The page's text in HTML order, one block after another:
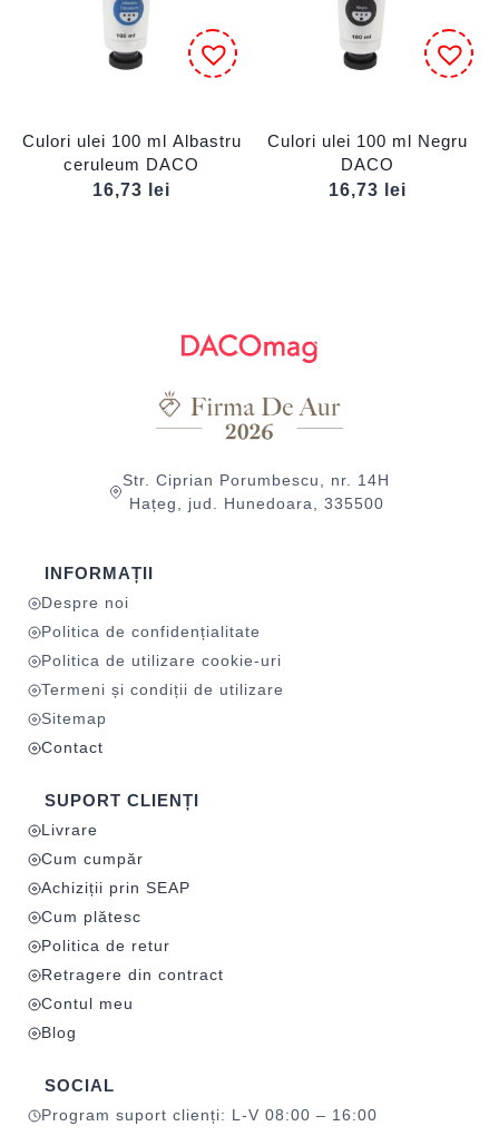
Culori ulei 100 ml Albastru
ceruleum DACO
16,73
lei
Culori ulei 100 ml Negru
DACO
16,73
lei
Str. Ciprian Porumbescu, nr. 14H
Hațeg, jud. Hunedoara, 335500
INFORMAȚII
Despre noi
Politica de confidențialitate
Politica de utilizare cookie-uri
Termeni și condiții de utilizare
Sitemap
Contact
SUPORT CLIENȚI
Livrare
Cum cumpăr
Achiziții prin SEAP
Cum plătesc
Politica de retur
Retragere din contract
Contul meu
Blog
SOCIAL
Program suport clienți: L-V 08:00 – 16:00